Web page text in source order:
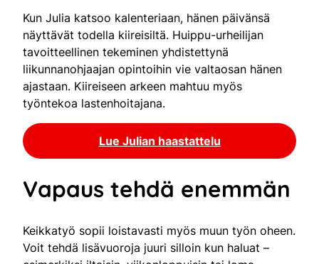
Kun Julia katsoo kalenteriaan, hänen päivänsä
näyttävät todella kiireisiltä. Huippu-urheilijan
tavoitteellinen tekeminen yhdistettynä
liikunnanohjaajan opintoihin vie valtaosan hänen
ajastaan. Kiireiseen arkeen mahtuu myös
työntekoa lastenhoitajana.
Lue Julian haastattelu
Vapaus tehdä enemmän
Keikkatyö sopii loistavasti myös muun työn oheen.
Voit tehdä lisävuoroja juuri silloin kun haluat –